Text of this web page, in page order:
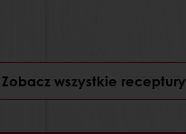
Zobacz wszystkie receptury